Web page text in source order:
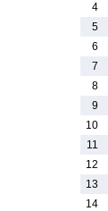
4
5
6
7
8
9
10
11
12
13
14